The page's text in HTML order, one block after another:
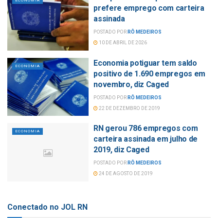
prefere emprego com carteira
assinada
POSTADO POR RÔ MEDEIROS
10 DE ABRIL DE 2026
ECONOMIA
Economia potiguar tem saldo
positivo de 1.690 empregos em
novembro, diz Caged
POSTADO POR RÔ MEDEIROS
22 DE DEZEMBRO DE 2019
ECONOMIA
RN gerou 786 empregos com
carteira assinada em julho de
2019, diz Caged
POSTADO POR RÔ MEDEIROS
24 DE AGOSTO DE 2019
Conectado no JOL RN